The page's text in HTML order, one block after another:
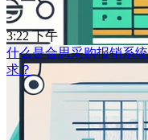
3:22 下午
什么是合思采购报销系
求？